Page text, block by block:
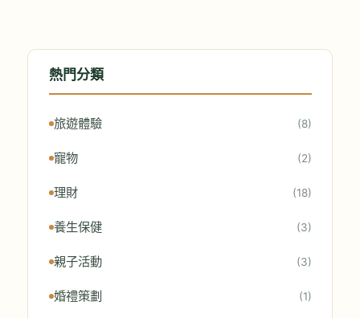
熱門分類
旅遊體驗 (8)
寵物 (2)
理財 (18)
養生保健 (3)
親子活動 (3)
婚禮策劃 (1)